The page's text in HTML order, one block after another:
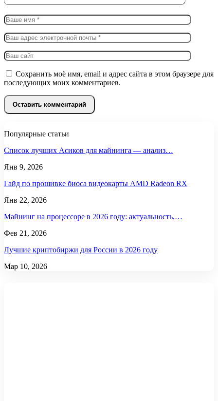
Сохранить моё имя, email и адрес сайта в этом браузере для
последующих моих комментариев.
Популярные статьи
Список лучших Асиков для майнинга — анализ…
Янв 9, 2026
Гайд по прошивке биоса видеокарты AMD Radeon RX
Янв 22, 2026
Майнинг на процессоре в 2026 году: актуальность,…
Фев 21, 2026
Лучшие криптобиржи для России в 2026 году
Мар 10, 2026